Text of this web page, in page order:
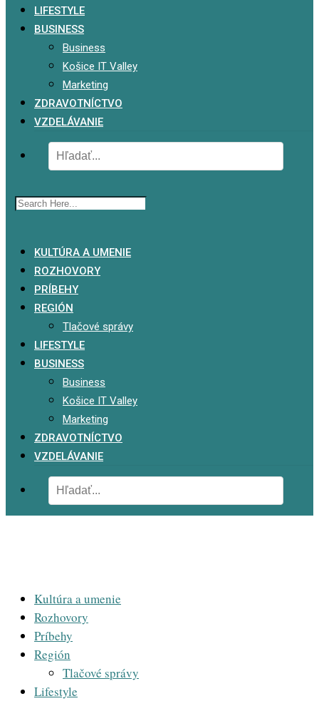
LIFESTYLE
BUSINESS
Business
Košice IT Valley
Marketing
ZDRAVOTNÍCTVO
VZDELÁVANIE
KULTÚRA A UMENIE
ROZHOVORY
PRÍBEHY
REGIÓN
Tlačové správy
LIFESTYLE
BUSINESS
Business
Košice IT Valley
Marketing
ZDRAVOTNÍCTVO
VZDELÁVANIE
Kultúra a umenie
Rozhovory
Príbehy
Región
Tlačové správy
Lifestyle